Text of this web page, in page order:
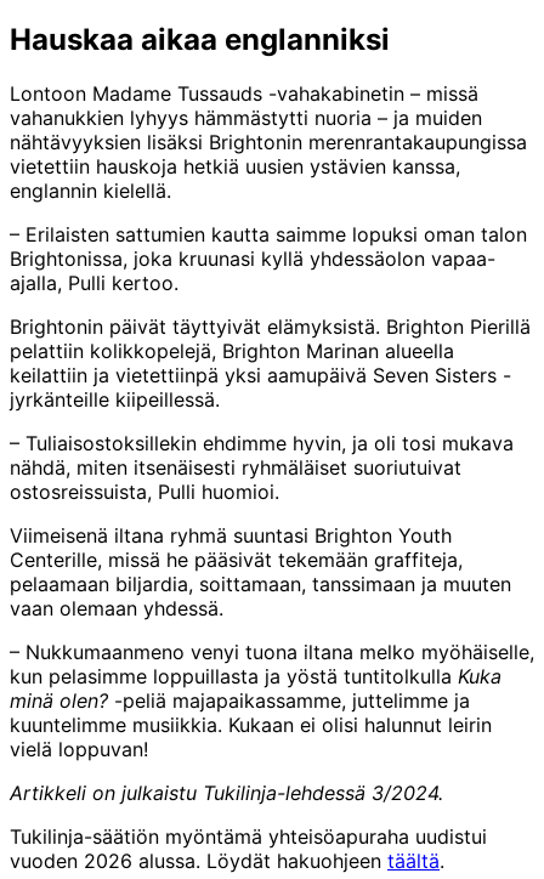
Hauskaa aikaa englanniksi
Lontoon Madame Tussauds -vahakabinetin – missä
vahanukkien lyhyys hämmästytti nuoria – ja muiden
nähtävyyksien lisäksi Brightonin merenrantakaupungissa
vietettiin hauskoja hetkiä uusien ystävien kanssa,
englannin kielellä.
– Erilaisten sattumien kautta saimme lopuksi oman talon
Brightonissa, joka kruunasi kyllä yhdessäolon vapaa-
ajalla, Pulli kertoo.
Brightonin päivät täyttyivät elämyksistä. Brighton Pierillä
pelattiin kolikkopelejä, Brighton Marinan alueella
keilattiin ja vietettiinpä yksi aamupäivä Seven Sisters -
jyrkänteille kiipeillessä.
– Tuliaisostoksillekin ehdimme hyvin, ja oli tosi mukava
nähdä, miten itsenäisesti ryhmäläiset suoriutuivat
ostosreissuista, Pulli huomioi.
Viimeisenä iltana ryhmä suuntasi Brighton Youth
Centerille, missä he pääsivät tekemään graffiteja,
pelaamaan biljardia, soittamaan, tanssimaan ja muuten
vaan olemaan yhdessä.
– Nukkumaanmeno venyi tuona iltana melko myöhäiselle,
kun pelasimme loppuillasta ja yöstä tuntitolkulla Kuka
minä olen? -peliä majapaikassamme, juttelimme ja
kuuntelimme musiikkia. Kukaan ei olisi halunnut leirin
vielä loppuvan!
Artikkeli on julkaistu Tukilinja-lehdessä 3/2024.
Tukilinja-säätiön myöntämä yhteisöapuraha uudistui
vuoden 2026 alussa. Löydät hakuohjeen täältä.